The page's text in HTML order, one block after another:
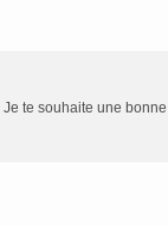
te souhaite une bonne